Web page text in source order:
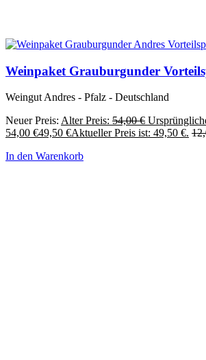
Weinpaket Grauburgunder
Weingut Andres - Pfalz - Deutschland
Neuer Preis: Alter Preis: 54,00€
54,00 €49,50 €Aktueller Preis ist: 49,50 €.
In den Warenkorb